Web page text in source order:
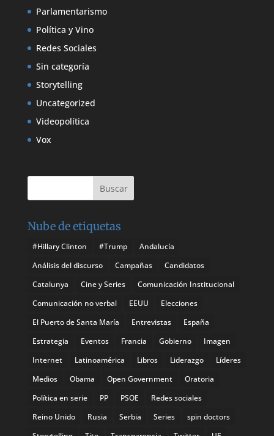
Parlamentarismo
Política y Vino
Redes Sociales
Sin categoría
Storytelling
Uncategorized
Videopolítica
Vox
Nube de etiquetas
#Hillary Clinton #Trump
Andalucía
Análisis del discurso
Campañas
Candidatos
Catalunya
Cine y Series
Comunicación Institucional
Comunicación no verbal
EEUU
Elecciones
El Puerto de Santa María
Entrevistas
España
Estrategia
Eventos Francia Gobierno
Imagen
Internet
Latinoamérica Libros Liderazgo
Líderes
Medios
Obama Open Government
Oratoria
Política en serie
PP PSOE
Redes sociales
Reino Unido
Rusia Serbia Series
spin doctors